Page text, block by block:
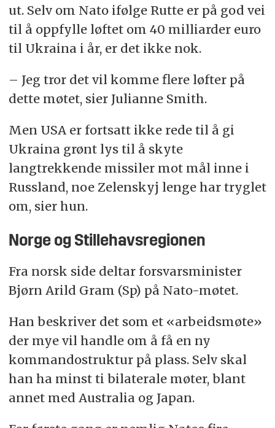
ut. Selv om Nato ifølge Rutte er på god vei
til å oppfylle løftet om 40 milliarder euro
til Ukraina i år, er det ikke nok.
– Jeg tror det vil komme flere løfter på
dette møtet, sier Julianne Smith.
Men USA er fortsatt ikke rede til å gi
Ukraina grønt lys til å skyte
langtrekkende missiler mot mål inne i
Russland, noe Zelenskyj lenge har tryglet
om, sier hun.
Norge og Stillehavsregionen
Fra norsk side deltar forsvarsminister
Bjørn Arild Gram (Sp) på Nato-møtet.
Han beskriver det som et «arbeidsmøte»
der mye vil handle om å få en ny
kommandostruktur på plass. Selv skal
han ha minst ti bilaterale møter, blant
annet med Australia og Japan.